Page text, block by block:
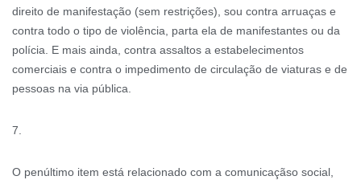
direito de manifestação (sem restrições), sou contra arruaças e
contra todo o tipo de violência, parta ela de manifestantes ou da
polícia. E mais ainda, contra assaltos a estabelecimentos
comerciais e contra o impedimento de circulação de viaturas e de
pessoas na via pública.
7.
O penúltimo item está relacionado com a comunicaçãso social,